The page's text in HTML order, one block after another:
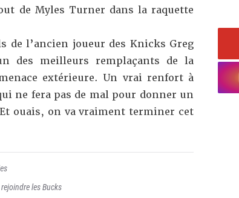
les Bucks
de Myles Turner dans la raquette
de l’ancien joueur des Knicks Greg
des meilleurs remplaçants de la
extérieure. Un vrai renfort à
ne fera pas de mal pour donner un
ouais, on va vraiment terminer cet